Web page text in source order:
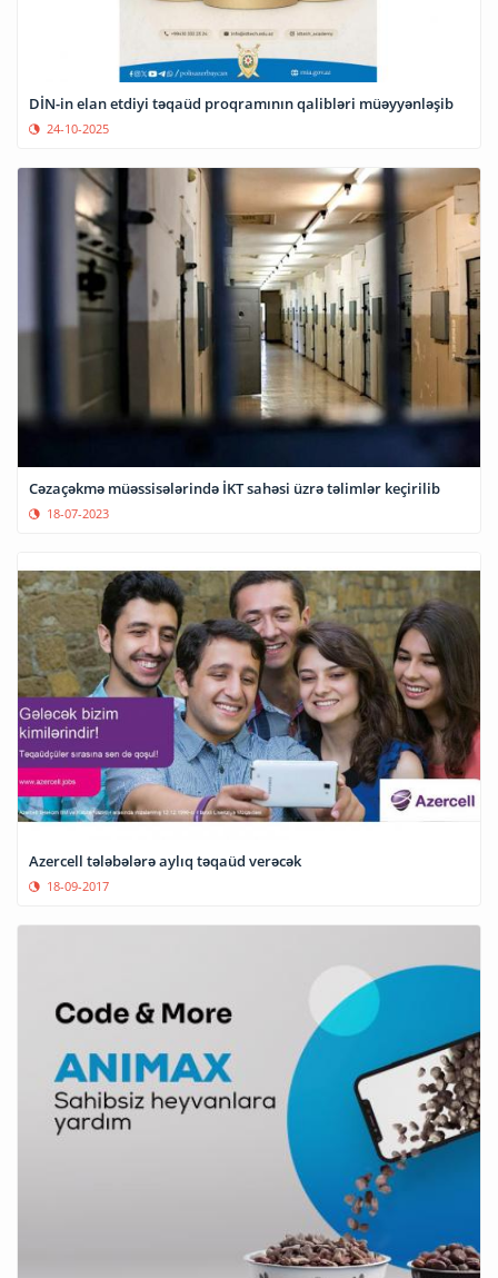
DİN-in elan etdiyi təqaüd proqramının qalibləri müəyyənləşib
24-10-2025
Cəzaçəkmə müəssisələrində İKT sahəsi üzrə təlimlər keçirilib
18-07-2023
Azercell tələbələrə aylıq təqaüd verəcək
18-09-2017